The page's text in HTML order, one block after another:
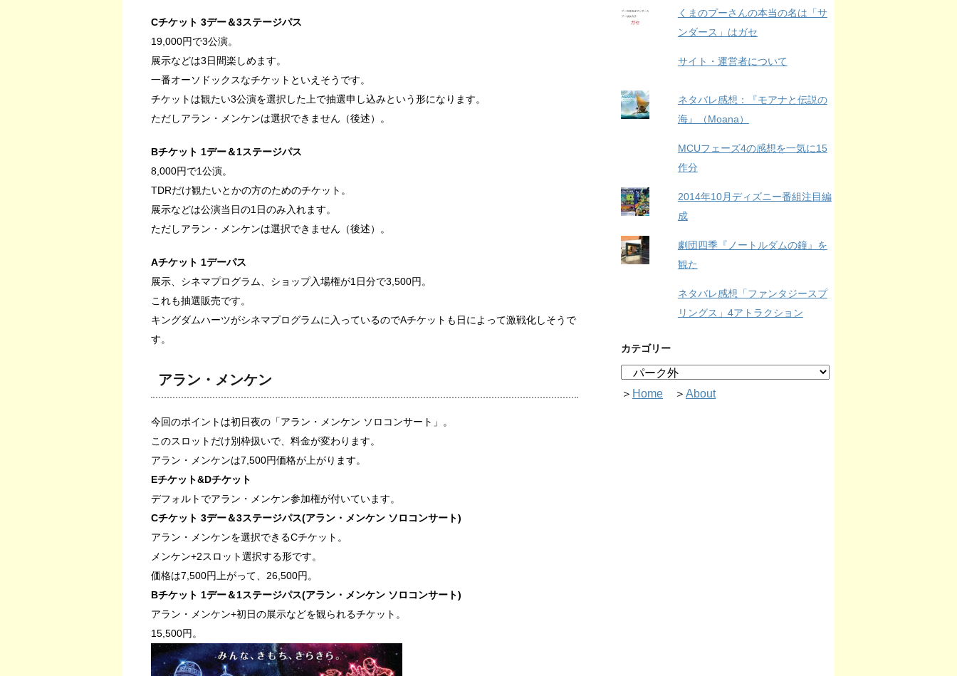
Cチケット 3デー＆3ステージパス
19,000円で3公演。
展示などは3日間楽しめます。
一番オーソドックスなチケットといえそうです。
チケットは観たい3公演を選択した上で抽選申し込みという形になります。
ただしアラン・メンケンは選択できません（後述）。
Bチケット 1デー＆1ステージパス
8,000円で1公演。
TDRだけ観たいとかの方のためのチケット。
展示などは公演当日の1日のみ入れます。
ただしアラン・メンケンは選択できません（後述）。
Aチケット 1デーパス
展示、シネマプログラム、ショップ入場権が1日分で3,500円。
これも抽選販売です。
キングダムハーツがシネマプログラムに入っているのでAチケットも日によって激戦化しそうで
す。
アラン・メンケン
今回のポイントは初日夜の「アラン・メンケン ソロコンサート」。
このスロットだけ別枠扱いで、料金が変わります。
アラン・メンケンは7,500円価格が上がります。
Eチケット&Dチケット
デフォルトでアラン・メンケン参加権が付いています。
Cチケット 3デー＆3ステージパス(アラン・メンケン ソロコンサート)
アラン・メンケンを選択できるCチケット。
メンケン+2スロット選択する形です。
価格は7,500円上がって、26,500円。
Bチケット 1デー＆1ステージパス(アラン・メンケン ソロコンサート)
アラン・メンケン+初日の展示などを観られるチケット。
15,500円。
くまのプーさんの本当の名は「サ
ンダース」はガセ
サイト・運営者について
ネタバレ感想：『モアナと伝説の
海』（Moana）
MCUフェーズ4の感想を一気に15
作分
2014年10月ディズニー番組注目編
成
劇団四季『ノートルダムの鐘』を
観た
ネタバレ感想「ファンタジースプ
リングス」4アトラクション
カテゴリー
＞ Home ＞ About